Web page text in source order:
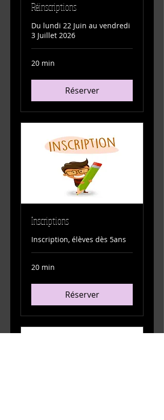
Réinscriptions
Du lundi 22 Juin au vendredi
3 Juillet 2026
20 min
Réserver
Inscriptions
Inscription, élèves dès 5ans
20 min
Réserver